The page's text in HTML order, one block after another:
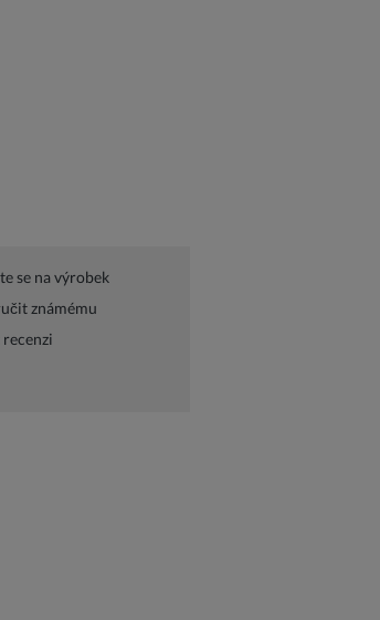
se na výrobek
známému